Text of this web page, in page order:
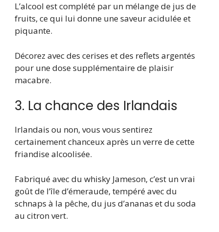
L’alcool est complété par un mélange de jus de
fruits, ce qui lui donne une saveur acidulée et
piquante.
Décorez avec des cerises et des reflets argentés
pour une dose supplémentaire de plaisir
macabre.
3. La chance des Irlandais
Irlandais ou non, vous vous sentirez
certainement chanceux après un verre de cette
friandise alcoolisée.
Fabriqué avec du whisky Jameson, c’est un vrai
goût de l’île d’émeraude, tempéré avec du
schnaps à la pêche, du jus d’ananas et du soda
au citron vert.